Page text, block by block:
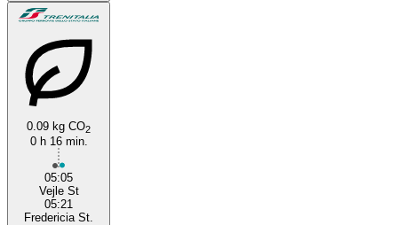
0.09 kg CO2
0 h 16 min.
05:05
Vejle St
05:21
Fredericia St.